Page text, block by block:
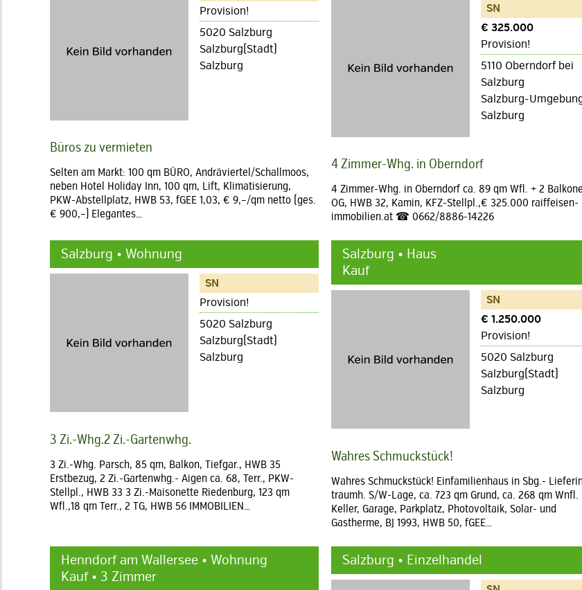
Provision!
5020 Salzburg
Salzburg(Stadt)
Salzburg
Büros zu vermieten
Selten am Markt: 100 qm BÜRO, Andräviertel/Schallmoos,
neben Hotel Holiday Inn, 100 qm, Lift, Klimatisierung,
PKW-Abstellplatz, HWB 53, fGEE 1,03, € 9,–/qm netto (ges.
€ 900,–) Elegantes…
SN
€ 325.000
Provision!
5110 Oberndorf bei
Salzburg
Salzburg-
Salzburg
4 Zimmer-Whg. in Oberndorf
4 Zimmer-Whg. in Oberndorf ca. 89 qm Wfl. + 2
OG, HWB 32, Kamin, KFZ-Stellpl.,€ 325.000 raiffeisen-
immobilien.at ☎ 0662/8886-14226
Salzburg • Wohnung
SN
Provision!
5020 Salzburg
Salzburg(Stadt)
Salzburg
3 Zi.-Whg.2 Zi.-Gartenwhg.
3 Zi.-Whg. Parsch, 85 qm, Balkon, Tiefgar., HWB 35
Erstbezug, 2 Zi.-Gartenwhg.- Aigen ca. 68, Terr., PKW-
Stellpl., HWB 33 3 Zi.-Maisonette Riedenburg, 123 qm
Wfl.,18 qm Terr., 2 TG, HWB 56 IMMOBILIEN…
Salzburg • Haus
Kauf
SN
€ 1.250.000
Provision!
5020 Salzburg
Salzburg(Stadt)
Salzburg
Wahres Schmuckstück!
Wahres Schmuckstück! Einfamilienhaus in Sbg.-
traumh. S/W-Lage, ca. 723 qm Grund, ca. 268 qm Wnfl.
Keller, Garage, Parkplatz, Photovoltaik, Solar- und
Gastherme, BJ 1993, HWB 50, fGEE…
Henndorf am Wallersee • Wohnung
Kauf • 3 Zimmer
Salzburg • Einzelhandel